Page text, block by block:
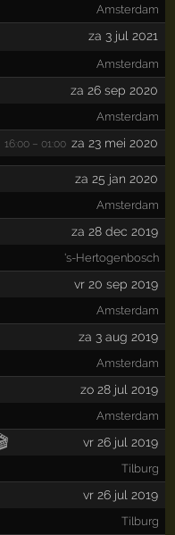
Amsterdam
za 3 jul 2021
Amsterdam
za 26 sep 2020
Amsterdam
za 23 mei 2020
16:00 – 01:00
za 25 jan 2020
Amsterdam
za 28 dec 2019
's-Hertogenbosch
vr 20 sep 2019
Amsterdam
za 3 aug 2019
Amsterdam
zo 28 jul 2019
Amsterdam
vr 26 jul 2019
Tilburg
vr 26 jul 2019
Tilburg